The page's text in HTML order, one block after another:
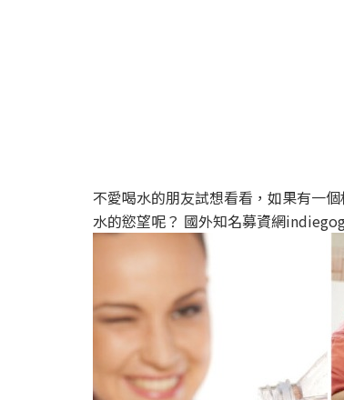
不愛喝水的朋友試想看看，如果有一
水的慾望呢？ 國外知名募資網